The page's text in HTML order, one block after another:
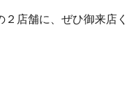
店舗に、ぜひ御来店く